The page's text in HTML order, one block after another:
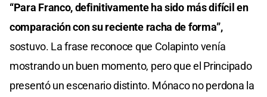
“Para Franco, definitivamente ha sido más difícil en
comparación con su reciente racha de forma”,
sostuvo. La frase reconoce que Colapinto venía
mostrando un buen momento, pero que el Principado
presentó un escenario distinto. Mónaco no perdona la